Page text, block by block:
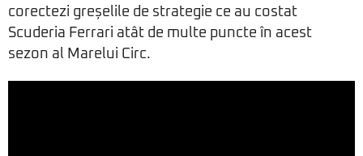
corectezi greșelile de strategie ce au costat
Scuderia Ferrari atât de multe puncte în acest
sezon al Marelui Circ.